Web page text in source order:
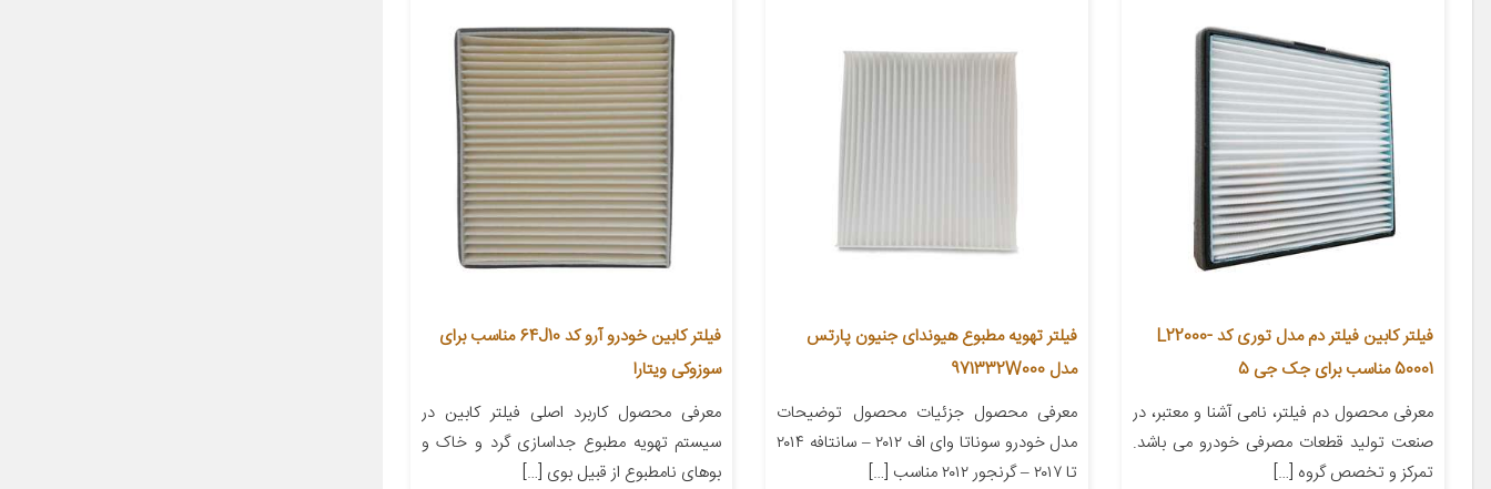
فیلتر کابین فیلتر دم مدل توری کد L22000-
50001 مناسب برای جک جی 5
معرفی محصول دم فیلتر، نامی آشنا و معتبر، در
صنعت تولید قطعات مصرفی خودرو می باشد.
تمرکز و تخصص گروه […]
فیلتر تهویه مطبوع هیوندای جنیون پارتس
مدل 971332W000
معرفی محصول جزئیات محصول توضیحات
مدل خودرو سوناتا وای اف ۲۰۱۲ – سانتافه ۲۰۱۴
تا ۲۰۱۷ – گرنجور ۲۰۱۲ مناسب […]
فیلتر کابین خودرو آرو کد 64J10 مناسب برای
سوزوکی ویتارا
معرفی محصول کاربرد اصلی فیلتر کابین در
سیستم تهویه مطبوع جداسازی گرد و خاک و
بوهای نامطبوع از قبیل بوی […]